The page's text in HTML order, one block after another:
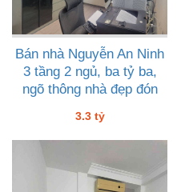
Bán nhà Nguyễn An Ninh
3 tầng 2 ngủ, ba tỷ ba,
ngõ thông nhà đẹp đón
3.3 tỷ